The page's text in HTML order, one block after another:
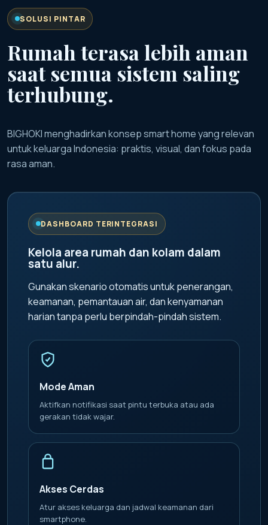
SOLUSI PINTAR
Rumah terasa lebih aman
saat semua sistem saling
terhubung.
BIGHOKI menghadirkan konsep smart home yang relevan
untuk keluarga Indonesia: praktis, visual, dan fokus pada
rasa aman.
DASHBOARD TERINTEGRASI
Kelola area rumah dan kolam dalam
satu alur.
Gunakan skenario otomatis untuk penerangan,
keamanan, pemantauan air, dan kenyamanan
harian tanpa perlu berpindah-pindah sistem.
Mode Aman
Aktifkan notifikasi saat pintu terbuka atau ada
gerakan tidak wajar.
Akses Cerdas
Atur akses keluarga dan jadwal keamanan dari
smartphone.